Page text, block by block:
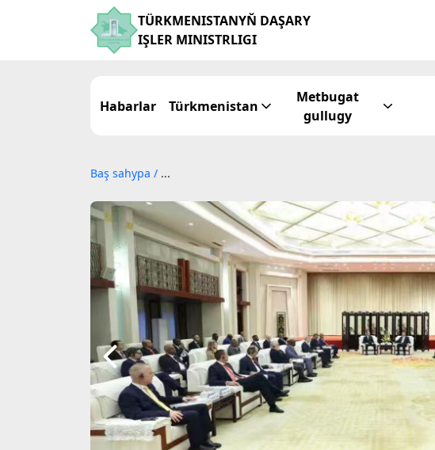
TÜRKMENISTANYŇ DAŞARY
IŞLER MINISTRLIGI
Habarlar Türkmenistan
Metbugat
gullugy
Baş sahypa / ...